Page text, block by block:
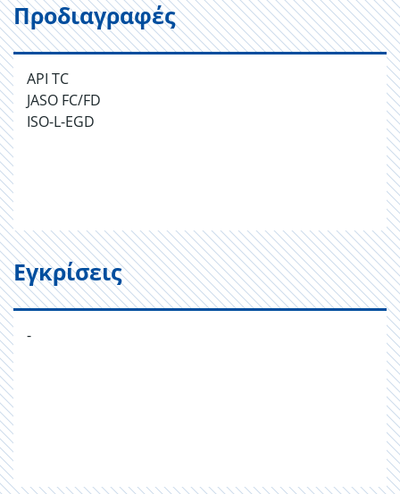
Προδιαγραφές
API TC
JASO FC/FD
ISO-L-EGD
Εγκρίσεις
-